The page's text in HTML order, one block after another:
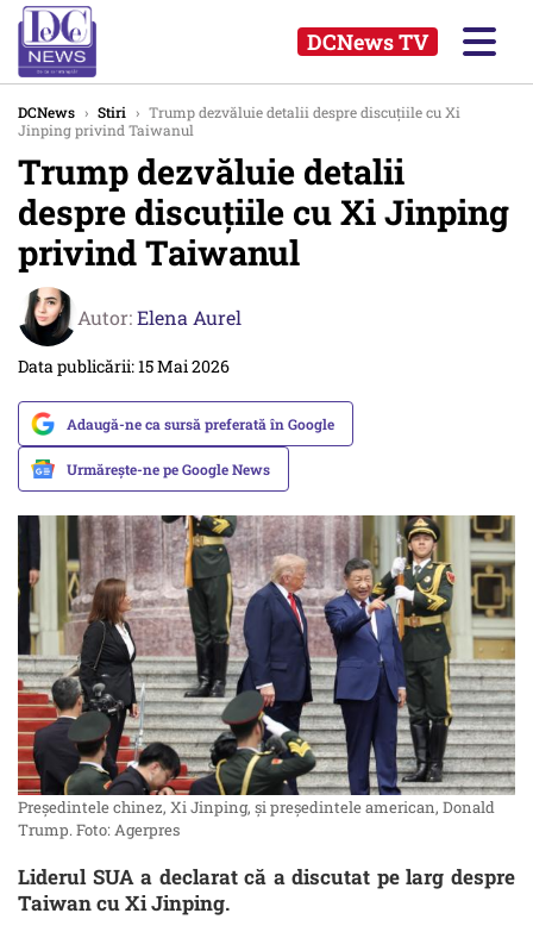
DCNews TV
DCNews › Stiri › Trump dezvăluie detalii despre discuțiile cu Xi
Jinping privind Taiwanul
Trump dezvăluie detalii
despre discuțiile cu Xi Jinping
privind Taiwanul
Autor:Elena Aurel
Data publicării: 15 Mai 2026
Adaugă-ne ca sursă preferată în Google
Urmărește-ne pe Google News
Preşedintele chinez, Xi Jinping, şi preşedintele american, Donald
Trump. Foto: Agerpres
Liderul SUA a declarat că a discutat pe larg despre
Taiwan cu Xi Jinping.